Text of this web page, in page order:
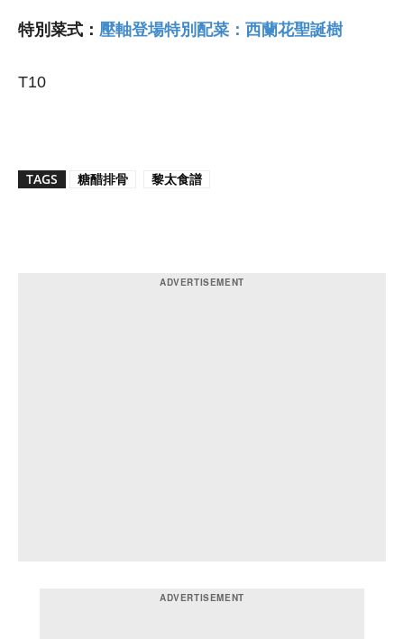
特別菜式： 壓軸登場特別配菜：西蘭花聖誕樹
T10
TAGS 糖醋排骨 黎太食譜